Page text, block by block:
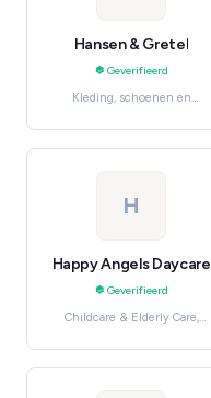
Hansen & Gretel
Geverifieerd
Kleding, schoenen en
Fashion
H
Happy Angels Daycare
Geverifieerd
Childcare & Elderly Care,
huishoudelijke diensten